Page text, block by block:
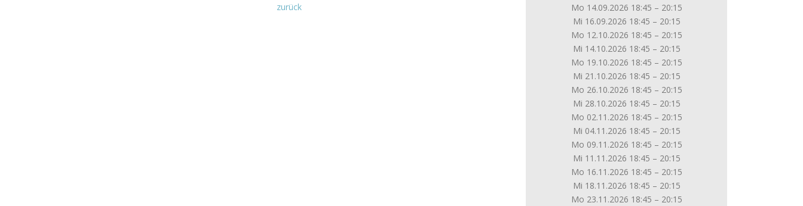
zurück
Mo 14.09.2026 18:45 – 20:15
Mi 16.09.2026 18:45 – 20:15
Mo 12.10.2026 18:45 – 20:15
Mi 14.10.2026 18:45 – 20:15
Mo 19.10.2026 18:45 – 20:15
Mi 21.10.2026 18:45 – 20:15
Mo 26.10.2026 18:45 – 20:15
Mi 28.10.2026 18:45 – 20:15
Mo 02.11.2026 18:45 – 20:15
Mi 04.11.2026 18:45 – 20:15
Mo 09.11.2026 18:45 – 20:15
Mi 11.11.2026 18:45 – 20:15
Mo 16.11.2026 18:45 – 20:15
Mi 18.11.2026 18:45 – 20:15
Mo 23.11.2026 18:45 – 20:15